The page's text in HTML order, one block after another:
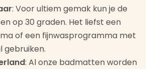
: Voor ultiem gemak kun je de
op 30 graden. Het liefst een
of een fijnwasprogramma met
gebruiken.
: Al onze badmatten worden